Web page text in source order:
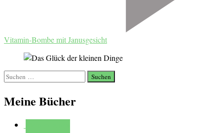
Vitamin-Bombe mit Janusgesicht
Suchen
nach:
Meine Bücher